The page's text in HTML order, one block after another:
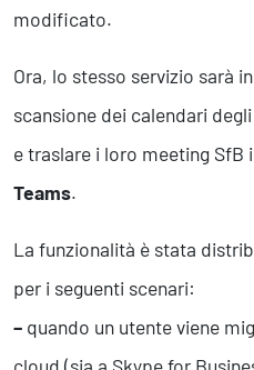
Efficientamento Aziendale
Finanza & Gestione Economica
Sistemi di Gestione
Safety
Sicurezza sul Lavoro
Sicurezza Alimentare
Cyber Security
modificato.
Ora, lo stesso servizio sarà
scansione dei calendari
e traslare i loro meeting SfB
Teams.
La funzionalità è stata
per i seguenti scenari:
– quando un utente viene
cloud (sia a Skype for